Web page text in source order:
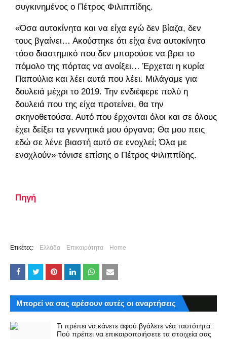
συγκινημένος ο Πέτρος Φιλιππίδης.
«Όσα αυτοκίνητα και να είχα εγώ δεν βίαζα, δεν
τους βγαίνει… Ακούστηκε ότι είχα ένα αυτοκίνητο
τόσο διαστημικό που δεν μπορούσε να βρει το
πόμολο της πόρτας να ανοίξει… Έρχεται η κυρία
Παπούλια και λέει αυτά που λέει. Μιλάγαμε για
δουλειά μέχρι το 2019. Την ενδιέφερε πολύ η
δουλειά που της είχα προτείνει, θα την
σκηνοθετούσα. Αυτό που έρχονται όλοι και σε όλους
έχει δείξει τα γεννητικά μου όργανα; Θα μου πεις
εδώ σε λένε βιαστή αυτό σε ενοχλεί; Όλα με
ενοχλούν» τόνισε επίσης ο Πέτρος Φιλιππίδης.
Πηγή
Ετικέτες: Ελλάδα Επικαιρότητα Home
Μπορεί να σας αρέσουν αυτές οι αναρτήσεις
Τι πρέπει να κάνετε αφού βγάλετε νέα ταυτότητα:
Πού πρέπει να επικαιροποιήσετε τα στοιχεία σας